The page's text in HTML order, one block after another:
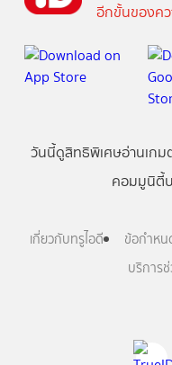
อีกขั้นของค
วันนี้ดูสิทธิพิเศษอ่านเกม
คอมมูนิตี้
เกี่ยวกับทรูไอดี ข้อกำหน
บริการ